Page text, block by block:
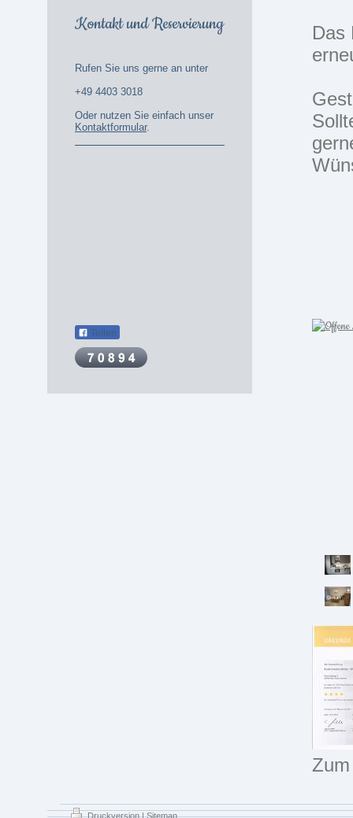
Kontakt und Reservierung
Rufen Sie uns gerne an unter
+49 4403 3018
Oder nutzen Sie einfach unser
Kontaktformular.
Teilen
Das
Druckversion| Sitemap